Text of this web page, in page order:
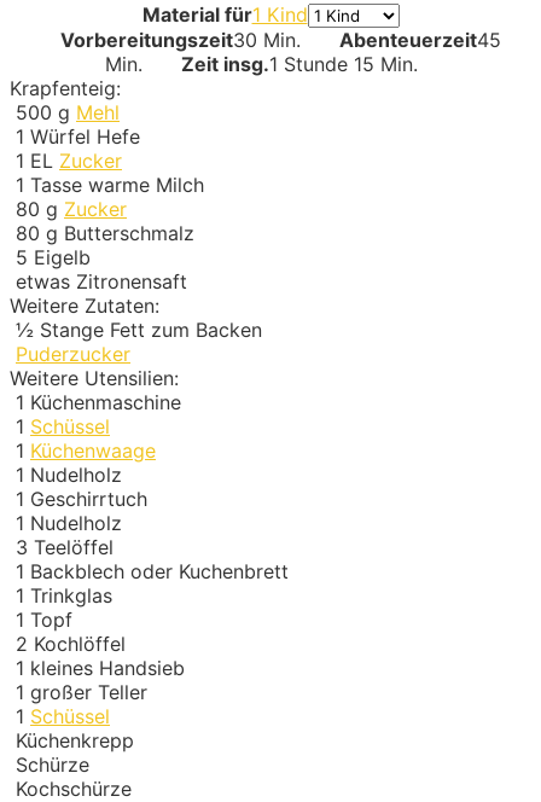
Material für1 Kind
Vorbereitungszeit30 Min. Abenteuerzeit45
Min.
Zeit insg.1 Stunde 15 Min.
Krapfenteig:
500 g Mehl
1 Würfel Hefe
1 EL Zucker
1 Tasse warme Milch
80 g Zucker
80 g Butterschmalz
5 Eigelb
etwas Zitronensaft
Weitere Zutaten:
½ Stange Fett zum Backen
Puderzucker
Weitere Utensilien:
1 Küchenmaschine
1 Schüssel
1 Küchenwaage
1 Nudelholz
1 Geschirrtuch
1 Nudelholz
3 Teelöffel
1 Backblech oder Kuchenbrett
1 Trinkglas
1 Topf
2 Kochlöffel
1 kleines Handsieb
1 großer Teller
1 Schüssel
Küchenkrepp
Schürze
Kochschürze